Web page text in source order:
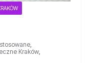
,
Kraków,